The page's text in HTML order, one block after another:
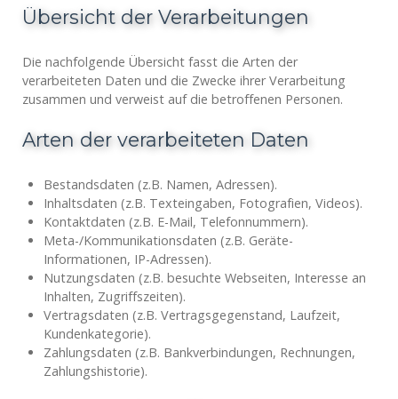
Übersicht der Verarbeitungen
Die nachfolgende Übersicht fasst die Arten der
verarbeiteten Daten und die Zwecke ihrer Verarbeitung
zusammen und verweist auf die betroffenen Personen.
Arten der verarbeiteten Daten
Bestandsdaten (z.B. Namen, Adressen).
Inhaltsdaten (z.B. Texteingaben, Fotografien, Videos).
Kontaktdaten (z.B. E-Mail, Telefonnummern).
Meta-/Kommunikationsdaten (z.B. Geräte-
Informationen, IP-Adressen).
Nutzungsdaten (z.B. besuchte Webseiten, Interesse an
Inhalten, Zugriffszeiten).
Vertragsdaten (z.B. Vertragsgegenstand, Laufzeit,
Kundenkategorie).
Zahlungsdaten (z.B. Bankverbindungen, Rechnungen,
Zahlungshistorie).